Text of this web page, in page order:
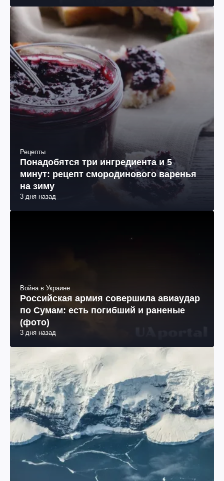
Рецепты
Понадобятся три ингредиента и 5
минут: рецепт смородинового варенья
на зиму
3 дня назад
Война в Украине
Российская армия совершила авиаудар
по Сумам: есть погибший и раненые
(фото)
3 дня назад